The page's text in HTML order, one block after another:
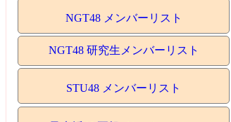
NGT48 メンバーリスト
NGT48 研究生メンバーリスト
STU48 メンバーリスト